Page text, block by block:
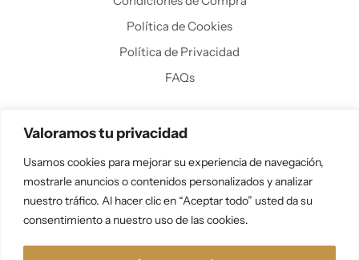
Valoramos tu privacidad
Usamos cookies para mejorar su experiencia de navegación,
mostrarle anuncios o contenidos personalizados y analizar
nuestro tráfico. Al hacer clic en “Aceptar todo” usted da su
consentimiento a nuestro uso de las cookies.
Política de Cookies
Política de Privacidad
FAQs
Copyright © R ETROARTHUB.COM. Todos los derechos
reservados.